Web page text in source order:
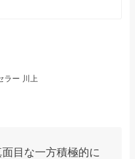
ラー 川上
目な一方積極的に